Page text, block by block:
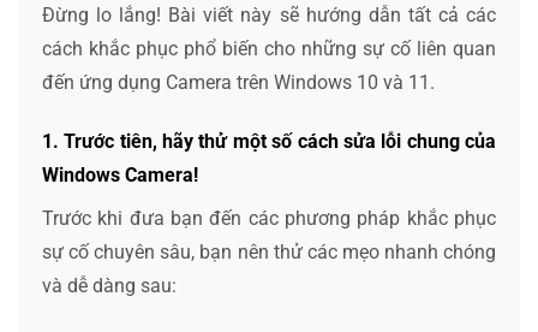
Đừng lo lắng! Bài viết này sẽ hướng dẫn tất cả các
cách khắc phục phổ biến cho những sự cố liên quan
đến ứng dụng Camera trên Windows 10 và 11.
1. Trước tiên, hãy thử một số cách sửa lỗi chung của
Windows Camera!
Trước khi đưa bạn đến các phương pháp khắc phục
sự cố chuyên sâu, bạn nên thử các mẹo nhanh chóng
và dễ dàng sau: